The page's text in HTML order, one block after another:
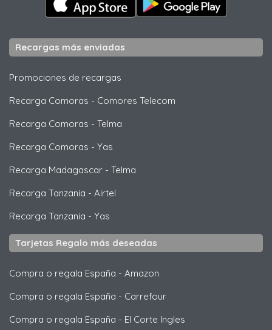
Recargas más enviadas
Promociones de recargas
Recarga Comoras - Comores Telecom
Recarga Comoras - Telma
Recarga Comoras - Yas
Recarga Madagascar - Telma
Recarga Tanzania - Airtel
Recarga Tanzania - Yas
Tarjetas Regalo más deseadas
Compra o regala España - Amazon
Compra o regala España - Carrefour
Compra o regala España - El Corte Ingles